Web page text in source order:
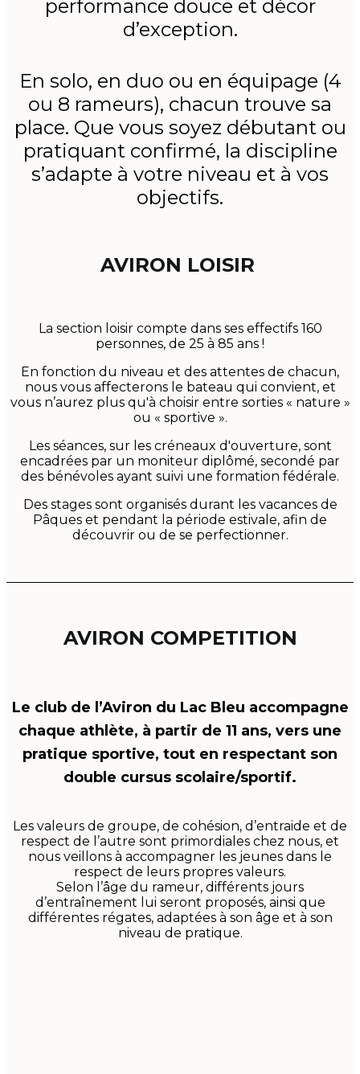
performance douce et décor
d’exception.
En solo, en duo ou en équipage (4
ou 8 rameurs), chacun trouve sa
place. Que vous soyez débutant ou
pratiquant confirmé, la discipline
s’adapte à votre niveau et à vos
objectifs.
AVIRON LOISIR
La section loisir compte dans ses effectifs 160
personnes, de 25 à 85 ans !
En fonction du niveau et des attentes de chacun,
nous vous affecterons le bateau qui convient, et
vous n’aurez plus qu'à choisir entre sorties « nature »
ou « sportive ».
Les séances, sur les créneaux d'ouverture, sont
encadrées par un moniteur diplômé, secondé par
des bénévoles ayant suivi une formation fédérale.
Des stages sont organisés durant les vacances de
Pâques et pendant la période estivale, afin de
découvrir ou de se perfectionner.
AVIRON COMPETITION
Le club de l’Aviron du Lac Bleu accompagne
chaque athlète, à partir de 11 ans, vers une
pratique sportive, tout en respectant son
double cursus scolaire/sportif.
Les valeurs de groupe, de cohésion, d’entraide et de
respect de l’autre sont primordiales chez nous, et
nous veillons à accompagner les jeunes dans le
respect de leurs propres valeurs.
Selon l’âge du rameur, différents jours
d’entraînement lui seront proposés, ainsi que
différentes régates, adaptées à son âge et à son
niveau de pratique.